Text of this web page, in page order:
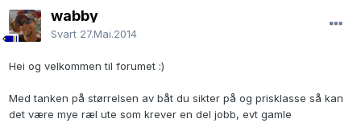
wabby
Svart 27.Mai.2014
Hei og velkommen til forumet :)
Med tanken på størrelsen av båt du sikter på og prisklasse så kan
det være mye ræl ute som krever en del jobb, evt gamle